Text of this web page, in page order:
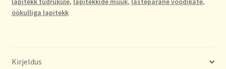
öökulliga lapitekk
Kirjeldus